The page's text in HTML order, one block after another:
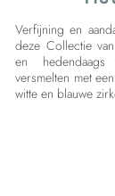
Verfijning en
deze Collectie
en
versmelten met
witte en blauwe